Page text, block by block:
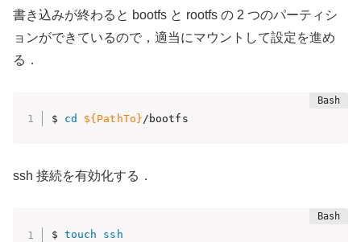
書き込みが終わると bootfs と rootfs の 2 つのパーティシ
ョンができているので，適当にマウントして設定を進め
る．
$ cd ${PathTo} /bootfs
ssh 接続を有効化する．
$ touch ssh